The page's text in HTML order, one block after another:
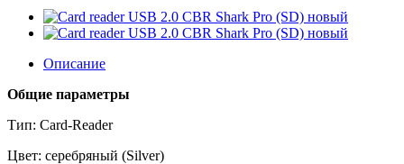
Описание
Общие параметры
Тип: Card-Reader
Цвет: серебряный (Silver)